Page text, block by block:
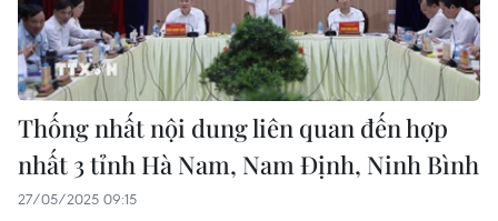
Thống nhất nội dung liên quan đến hợp
nhất 3 tỉnh Hà Nam, Nam Định, Ninh Bình
27/05/2025 09:15